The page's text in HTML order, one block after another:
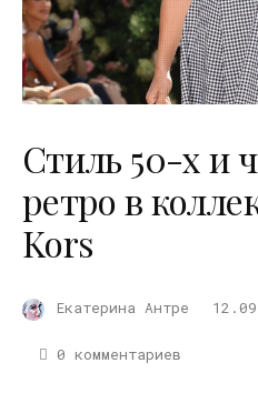
Стиль 50-х и
ретро в
Kors
Екатерина Антре
0 комментариев